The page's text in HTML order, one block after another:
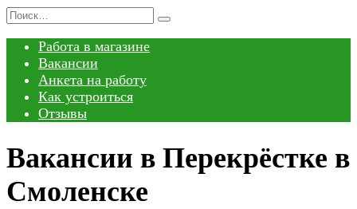
Перейти
содержанию
Search
Работа в магазине
Вакансии
Анкета на работу
Как устроиться
Отзывы
Вакансии в Перекрёстке в
Смоленске